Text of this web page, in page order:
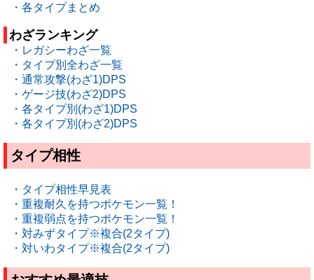
・各タイプまとめ
わざランキング
・レガシーわざ一覧
・タイプ別全わざ一覧
・通常攻撃(わざ1)DPS
・ゲージ技(わざ2)DPS
・各タイプ別(わざ1)DPS
・各タイプ別(わざ2)DPS
タイプ相性
・タイプ相性早見表
・重複耐久を持つポケモン一覧！
・重複弱点を持つポケモン一覧！
・対みずタイプ※複合(2タイプ)
・対いわタイプ※複合(2タイプ)